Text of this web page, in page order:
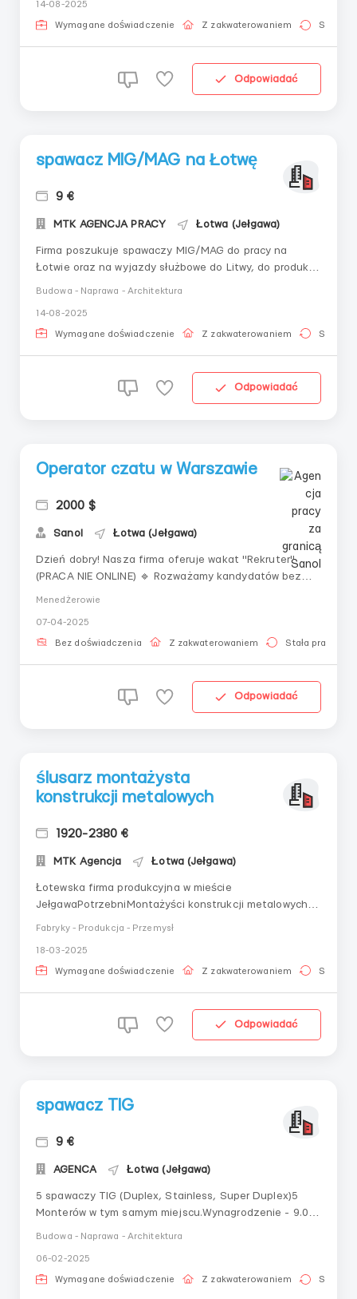
40мм , большие катеты, чтение сварочных
обозначений на чертежах будет считаться
14-08-2025
Wymagane doświadczenie Z zakwaterowaniem Stała
Odpowiadać
spawacz MIG/MAG na Łotwę
9 €
MTK AGENCJA PRACY Łotwa (Jełgawa)
Firma poszukuje spawaczy MIG/MAG do pracy na
Łotwie oraz na wyjazdy służbowe do Litwy, do produkcji
Budowa - Naprawa - Architektura
14-08-2025
Wymagane doświadczenie Z zakwaterowaniem Stała
Odpowiadać
Operator czatu w Warszawie
2000 $
Sanol Łotwa (Jełgawa)
Dzień dobry! Nasza firma oferuje wakat "Rekruter"
(PRACA NIE ONLINE) 🔹 Rozważamy kandydatów bez
w innym mieście lub kraju – pokrywamy koszty
przeprowadzki (tylko dla obywateli Ukrainy)!🔹 Za...
Menedżerowie
07-04-2025
Bez doświadczenia Z zakwaterowaniem Stała praca
Odpowiadać
ślusarz montażysta
konstrukcji metalowych
1920-2380 €
MTK Agencja Łotwa (Jełgawa)
Łotewska firma produkcyjna w mieście
JełgawaPotrzebniMontażyści konstrukcji metalowych
gazowym,posługiwanie się wszystkimi przyrządami
pomiarowymi,doświadczenie minimum 2
Fabryky - Produkcja - Przemysł
18-03-2025
Wymagane doświadczenie Z zakwaterowaniem Stała
Odpowiadać
spawacz TIG
9 €
AGENCA Łotwa (Jełgawa)
5 spawaczy TIG (Duplex, Stainless, Super Duplex)5
Monterów w tym samym miejscu.Wynagrodzenie - 9.00
Możliwe zatrudnienie w polskiej firmie. Mogą wystawiać
zaproszenia od polskiej firmy....
Budowa - Naprawa - Architektura
06-02-2025
Wymagane doświadczenie Z zakwaterowaniem Stała